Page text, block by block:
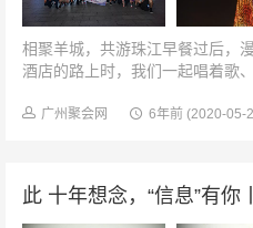
相聚羊城，共游珠江早餐过后，
酒店的路上时，我们一起唱着歌
少年到为人之父为人之母的生...
广州聚会网 6年前 (2020-05-